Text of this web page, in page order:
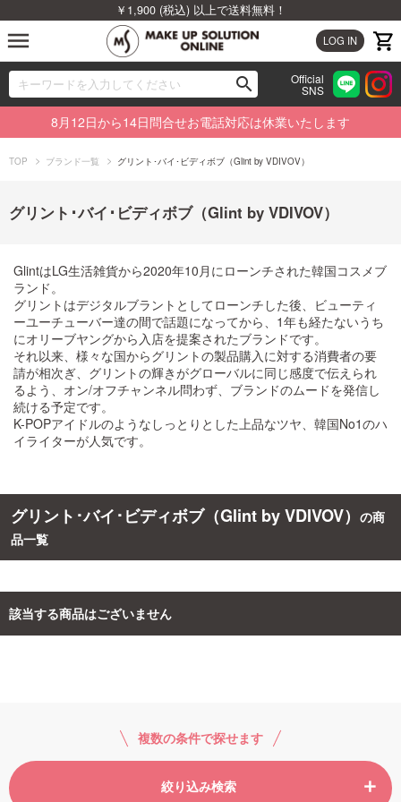
￥1,900 (税込) 以上で送料無料！
LOG IN
menu
search
00
Official
SNS
ブランドから探す
カテゴリから探す
特集から探す
ビューティジャーナルから探す
ご利用ガイド
お問い合わせ
ログイン・新規会員登録
8月12日から14日問合せお電話対応は休業いたします
TOP ブランド一覧 グリント･バイ･ビディボブ（Glint by VDIVOV）
グリント･バイ･ビディボブ（Glint by VDIVOV）
GlintはLG生活雑貨から2020年10月にローンチされた韓国コスメブ
ランド。
グリントはデジタルブラントとしてローンチした後、ビューティ
ーユーチューバー達の間で話題になってから、1年も経たないうち
にオリーブヤングから入店を提案されたブランドです。
それ以来、様々な国からグリントの製品購入に対する消費者の要
請が相次ぎ、グリントの輝きがグローバルに同じ感度で伝えられ
るよう、オン/オフチャンネル問わず、ブランドのムードを発信し
続ける予定です。
K-POPアイドルのようなしっとりとした上品なツヤ、韓国No1のハ
イライターが人気です。
グリント･バイ･ビディボブ（Glint by VDIVOV） の商
品一覧
該当する商品はございません
複数の条件で探せます
絞り込み検索